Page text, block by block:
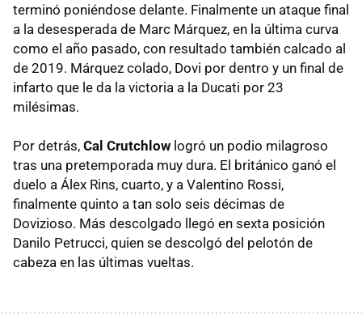
terminó poniéndose delante. Finalmente un ataque final
a la desesperada de Marc Márquez, en la última curva
como el año pasado, con resultado también calcado al
de 2019. Márquez colado, Dovi por dentro y un final de
infarto que le da la victoria a la Ducati por 23
milésimas.
Por detrás, Cal Crutchlow logró un podio milagroso
tras una pretemporada muy dura. El británico ganó el
duelo a Álex Rins, cuarto, y a Valentino Rossi,
finalmente quinto a tan solo seis décimas de
Dovizioso. Más descolgado llegó en sexta posición
Danilo Petrucci, quien se descolgó del pelotón de
cabeza en las últimas vueltas.